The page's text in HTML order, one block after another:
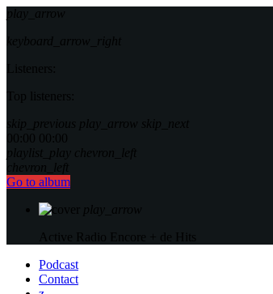
play_arrow
keyboard_arrow_right
Listeners:
Top listeners:
skip_previous play_arrow skip_next
00:00 00:00
playlist_play chevron_left
chevron_left
Go to album
play_arrow
Active Radio Encore + de Hits
Podcast
Contact